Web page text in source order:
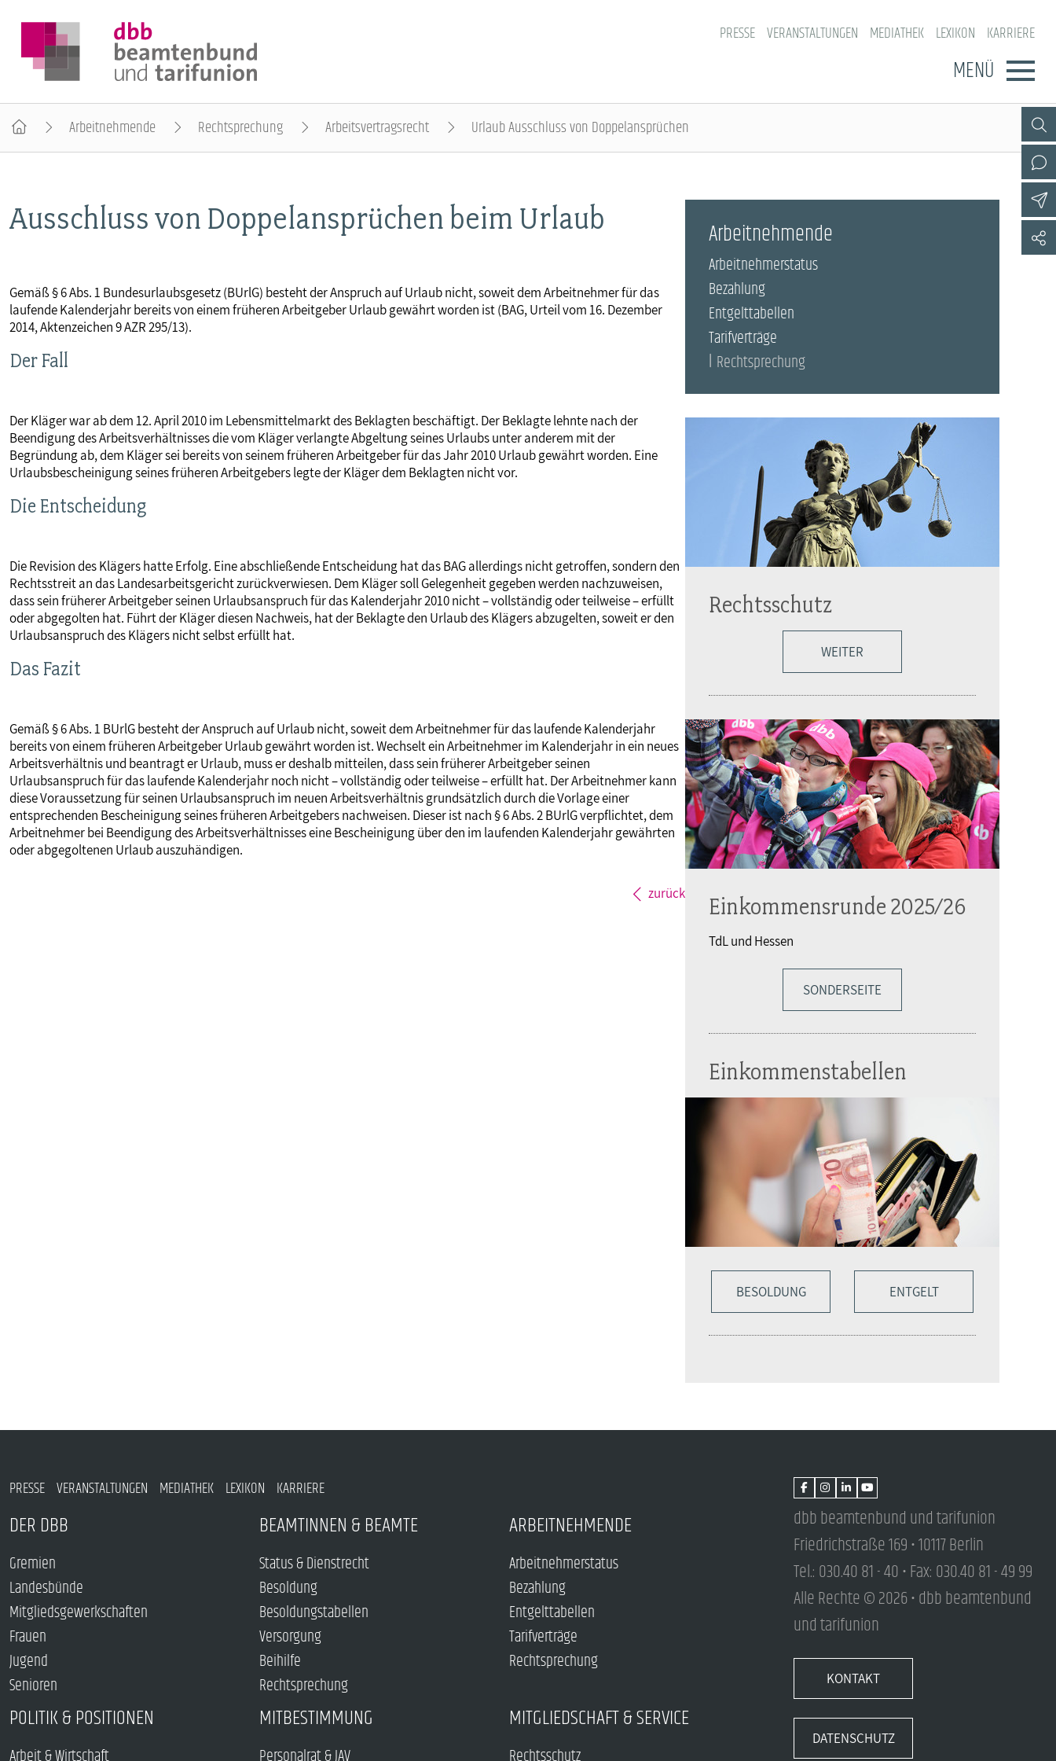
PRESSE VERANSTALTUNGEN MEDIATHEK LEXIKON KARRIERE
MENÜ
Gremien
Jugend
Senioren
BEAMTINNEN & BEAMTE
Status & Dienstrecht
Beihilfe
Rechtsprechung
Arbeitnehmerstatus
Rechtsprechung
POLITIK & POSITIONEN
Arbeit & Wirtschaft
Europa
Personalrat & JAV
MITGLIEDSCHAFT & SERVICE
Rechtsschutz
Verlag
Arbeitnehmende Rechtsprechung Arbeitsvertragsrecht Urlaub Ausschluss von Doppelansprüchen
Ausschluss von Doppelansprüchen beim Urlaub
Gemäß § 6 Abs. 1 Bundesurlaubsgesetz (BUrlG) besteht der Anspruch auf Urlaub nicht, soweit dem Arbeitnehmer für das
laufende Kalenderjahr bereits von einem früheren Arbeitgeber Urlaub gewährt worden ist (BAG, Urteil vom 16. Dezember
2014, Aktenzeichen 9 AZR 295/13).
Der Fall
Der Kläger war ab dem 12. April 2010 im Lebensmittelmarkt des Beklagten beschäftigt. Der Beklagte lehnte nach der
Beendigung des Arbeitsverhältnisses die vom Kläger verlangte Abgeltung seines Urlaubs unter anderem mit der
Begründung ab, dem Kläger sei bereits von seinem früheren Arbeitgeber für das Jahr 2010 Urlaub gewährt worden. Eine
Urlaubsbescheinigung seines früheren Arbeitgebers legte der Kläger dem Beklagten nicht vor.
Die Entscheidung
Die Revision des Klägers hatte Erfolg. Eine abschließende Entscheidung hat das BAG allerdings nicht getroffen, sondern den
Rechtsstreit an das Landesarbeitsgericht zurückverwiesen. Dem Kläger soll Gelegenheit gegeben werden nachzuweisen,
dass sein früherer Arbeitgeber seinen Urlaubsanspruch für das Kalenderjahr 2010 nicht – vollständig oder teilweise – erfüllt
oder abgegolten hat. Führt der Kläger diesen Nachweis, hat der Beklagte den Urlaub des Klägers abzugelten, soweit er den
Urlaubsanspruch des Klägers nicht selbst erfüllt hat.
Das Fazit
Gemäß § 6 Abs. 1 BUrlG besteht der Anspruch auf Urlaub nicht, soweit dem Arbeitnehmer für das laufende Kalenderjahr
bereits von einem früheren Arbeitgeber Urlaub gewährt worden ist. Wechselt ein Arbeitnehmer im Kalenderjahr in ein neues
Arbeitsverhältnis und beantragt er Urlaub, muss er deshalb mitteilen, dass sein früherer Arbeitgeber seinen
Urlaubsanspruch für das laufende Kalenderjahr noch nicht – vollständig oder teilweise – erfüllt hat. Der Arbeitnehmer kann
diese Voraussetzung für seinen Urlaubsanspruch im neuen Arbeitsverhältnis grundsätzlich durch die Vorlage einer
entsprechenden Bescheinigung seines früheren Arbeitgebers nachweisen. Dieser ist nach § 6 Abs. 2 BUrlG verpflichtet, dem
Arbeitnehmer bei Beendigung des Arbeitsverhältnisses eine Bescheinigung über den im laufenden Kalenderjahr gewährten
oder abgegoltenen Urlaub auszuhändigen.
zurück
Arbeitnehmende
Arbeitnehmerstatus
Bezahlung
Entgelttabellen
Tarifverträge
Rechtsprechung
Rechtsschutz
WEITER
Einkommensrunde 2025/26
TdL und Hessen
SONDERSEITE
Einkommenstabellen
BESOLDUNG ENTGELT
PRESSE VERANSTALTUNGEN MEDIATHEK LEXIKON KARRIERE
DER DBB
Gremien
Landesbünde
Mitgliedsgewerkschaften
Frauen
Jugend
Senioren
BEAMTINNEN & BEAMTE
Status & Dienstrecht
Besoldung
Besoldungstabellen
Versorgung
Beihilfe
Rechtsprechung
ARBEITNEHMENDE
Arbeitnehmerstatus
Bezahlung
Entgelttabellen
Tarifverträge
Rechtsprechung
POLITIK & POSITIONEN MITBESTIMMUNG MITGLIEDSCHAFT & SERVICE
dbb beamtenbund und tarifunion
Friedrichstraße 169 • 10117 Berlin
Tel.: 030.40 81 - 40 • Fax: 030.40 81 - 49 99
Alle Rechte © 2026 • dbb beamtenbund
und tarifunion
KONTAKT
DATENSCHUTZ